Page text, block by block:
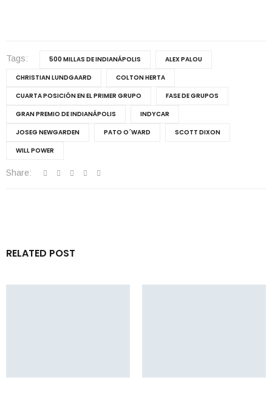
Tags: 500 MILLAS DE INDIANÁPOLIS
ALEX PALOU
CHRISTIAN LUNDGAARD
COLTON HERTA
CUARTA POSICIÓN EN EL PRIMER GRUPO
FASE DE GRUPOS
GRAN PREMIO DE INDIANÁPOLIS
INDYCAR
JOSEG NEWGARDEN
PATO O´WARD
SCOTT DIXON
WILL POWER
Share:
RELATED POST